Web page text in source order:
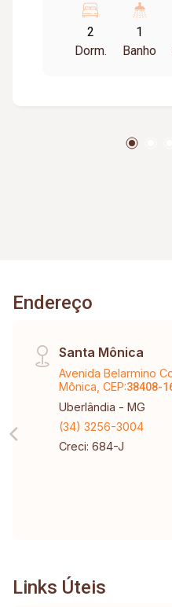
Uberlândia Shopping,
Bahamas Zona Sul, 3
de Açúcar, 2,5 km da
luau, Câmaras de
2
Dorm.
1
Banho
Endereço
Santa Mônica
Avenida Belarmino
Mônica, CEP:38408-
Uberlândia - MG
(34) 3256-3004
Creci: 684-J
Links Úteis